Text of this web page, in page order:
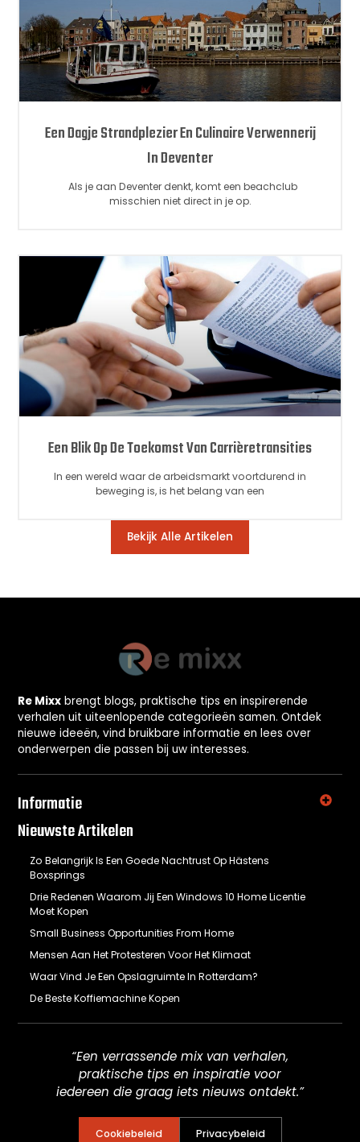
Een Dagje Strandplezier En Culinaire Verwennerij
In Deventer
Als je aan Deventer denkt, komt een beachclub
misschien niet direct in je op.
Een Blik Op De Toekomst Van Carrièretransities
In een wereld waar de arbeidsmarkt voortdurend in
beweging is, is het belang van een
Bekijk Alle Artikelen
Re Mixx brengt blogs, praktische tips en inspirerende
verhalen uit uiteenlopende categorieën samen. Ontdek
nieuwe ideeën, vind bruikbare informatie en lees over
onderwerpen die passen bij uw interesses.
Informatie
Nieuwste Artikelen
Zo Belangrijk Is Een Goede Nachtrust Op Hästens
Boxsprings
Drie Redenen Waarom Jij Een Windows 10 Home Licentie
Moet Kopen
Small Business Opportunities From Home
Mensen Aan Het Protesteren Voor Het Klimaat
Waar Vind Je Een Opslagruimte In Rotterdam?
De Beste Koffiemachine Kopen
“Een verrassende mix van verhalen,
praktische tips en inspiratie voor
iedereen die graag iets nieuws ontdekt.”
Cookiebeleid Privacybeleid